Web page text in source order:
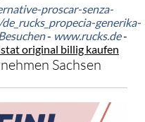
proscar-senza-
generika-
- www.rucks.de-
original billig kaufen
Sachsen